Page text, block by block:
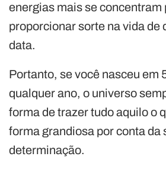
energias mais se concentram
proporcionar sorte na vida de
data.
Portanto, se você nasceu em
qualquer ano, o universo
forma de trazer tudo aquilo o
forma grandiosa por conta da
determinação.